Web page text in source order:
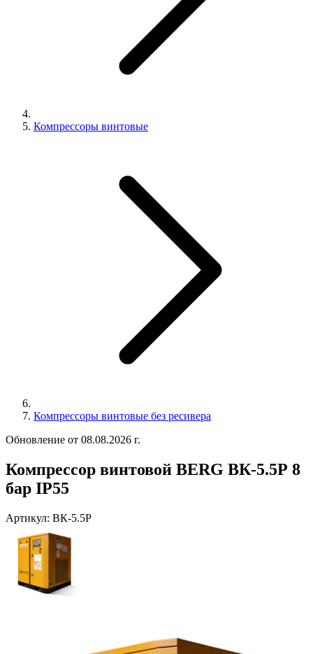
Компрессоры винтовые
Компрессоры винтовые без ресивера
Обновление от 08.08.2026 г.
Компрессор винтовой BERG ВК-5.5Р 8
бар IP55
Артикул: ВК-5.5Р